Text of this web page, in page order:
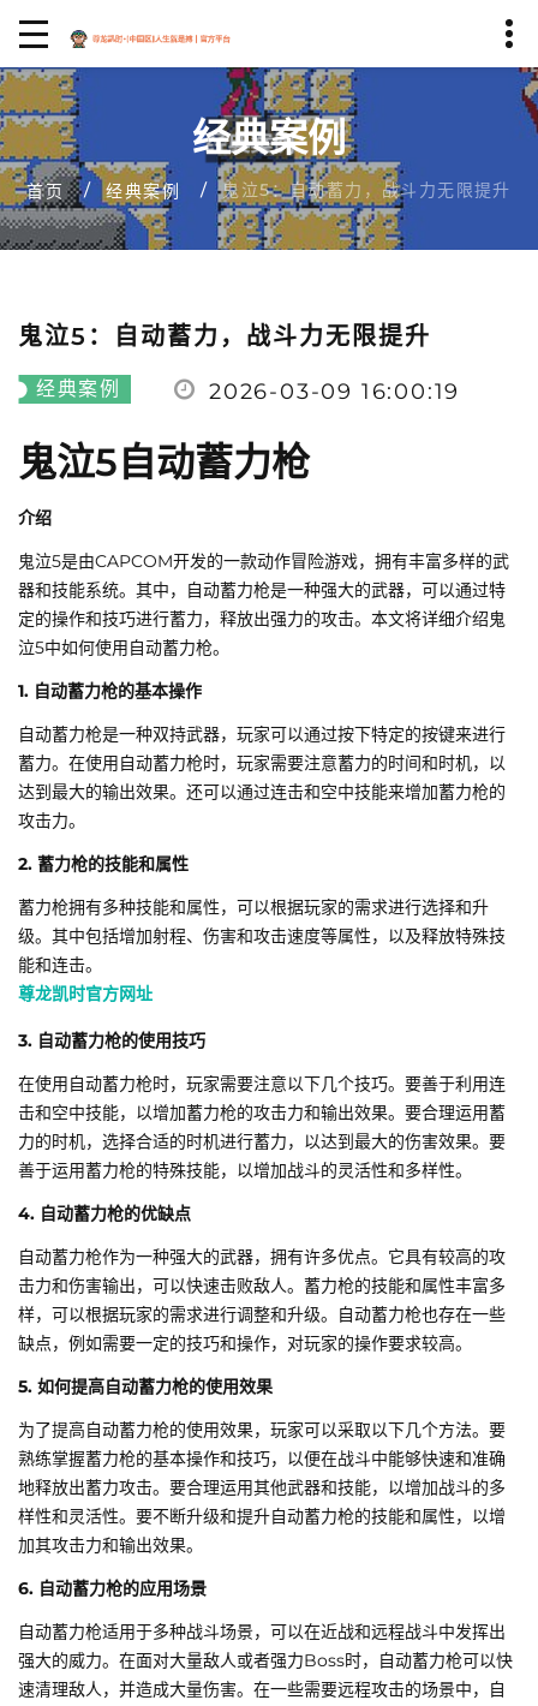
经典案例
首页 经典案例 鬼泣5：自动蓄力，战斗力无限提升
鬼泣5：自动蓄力，战斗力无限提升
经典案例 2026-03-09 16:00:19
鬼泣5自动蓄力枪
介绍
鬼泣5是由CAPCOM开发的一款动作冒险游戏，拥有丰富多样的武
器和技能系统。其中，自动蓄力枪是一种强大的武器，可以通过特
定的操作和技巧进行蓄力，释放出强力的攻击。本文将详细介绍鬼
泣5中如何使用自动蓄力枪。
1. 自动蓄力枪的基本操作
自动蓄力枪是一种双持武器，玩家可以通过按下特定的按键来进行
蓄力。在使用自动蓄力枪时，玩家需要注意蓄力的时间和时机，以
达到最大的输出效果。还可以通过连击和空中技能来增加蓄力枪的
攻击力。
2. 蓄力枪的技能和属性
蓄力枪拥有多种技能和属性，可以根据玩家的需求进行选择和升
级。其中包括增加射程、伤害和攻击速度等属性，以及释放特殊技
能和连击。
尊龙凯时官方网址
3. 自动蓄力枪的使用技巧
在使用自动蓄力枪时，玩家需要注意以下几个技巧。要善于利用连
击和空中技能，以增加蓄力枪的攻击力和输出效果。要合理运用蓄
力的时机，选择合适的时机进行蓄力，以达到最大的伤害效果。要
善于运用蓄力枪的特殊技能，以增加战斗的灵活性和多样性。
4. 自动蓄力枪的优缺点
自动蓄力枪作为一种强大的武器，拥有许多优点。它具有较高的攻
击力和伤害输出，可以快速击败敌人。蓄力枪的技能和属性丰富多
样，可以根据玩家的需求进行调整和升级。自动蓄力枪也存在一些
缺点，例如需要一定的技巧和操作，对玩家的操作要求较高。
5. 如何提高自动蓄力枪的使用效果
为了提高自动蓄力枪的使用效果，玩家可以采取以下几个方法。要
熟练掌握蓄力枪的基本操作和技巧，以便在战斗中能够快速和准确
地释放出蓄力攻击。要合理运用其他武器和技能，以增加战斗的多
样性和灵活性。要不断升级和提升自动蓄力枪的技能和属性，以增
加其攻击力和输出效果。
6. 自动蓄力枪的应用场景
自动蓄力枪适用于多种战斗场景，可以在近战和远程战斗中发挥出
强大的威力。在面对大量敌人或者强力Boss时，自动蓄力枪可以快
速清理敌人，并造成大量伤害。在一些需要远程攻击的场景中，自